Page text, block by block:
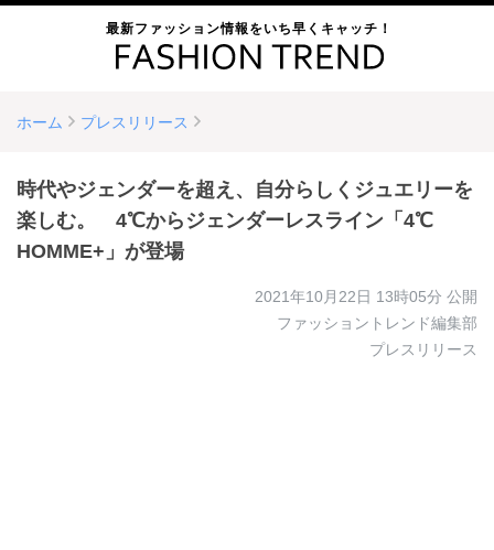
最新ファッション情報をいち早くキャッチ！
ホーム プレスリリース
時代やジェンダーを超え、自分らしくジュエリーを
楽しむ。 4℃からジェンダーレスライン「4℃
HOMME+」が登場
2021年10月22日 13時05分 公開
ファッショントレンド編集部
プレスリリース